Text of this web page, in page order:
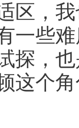
区，
一些
探，
这个